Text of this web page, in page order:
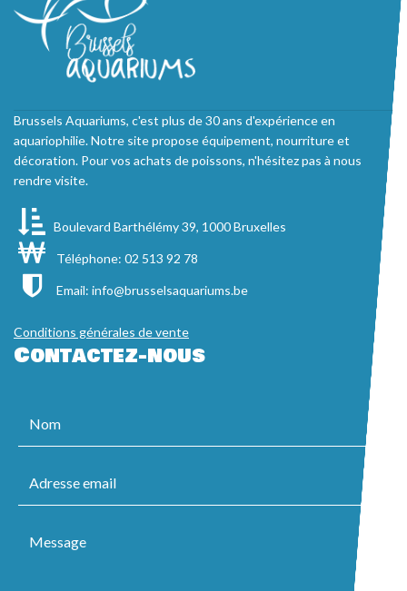
Brussels Aquariums, c'est plus de 30 ans d'expérience en
aquariophilie. Notre site propose équipement, nourriture et
décoration. Pour vos achats de poissons, n'hésitez pas à nous
rendre visite.
Boulevard Barthélémy 39, 1000 Bruxelles
Téléphone: 02 513 92 78
Email: info@brusselsaquariums.be
Conditions générales de vente
Contactez-nous